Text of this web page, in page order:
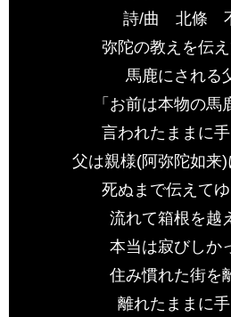
詩/曲 北條
弥陀の教えを伝
馬鹿にされる
「お前は本物の
言われたままに
父は親様(阿弥陀如
死ぬまで伝えて
流れて箱根を
本当は寂びしか
住み慣れた街を
離れたままに